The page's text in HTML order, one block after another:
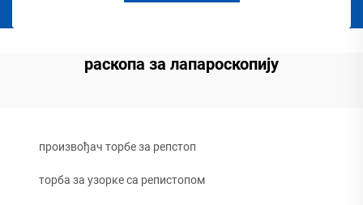
раскопа за лапароскопију
произвођач торбе за репстоп
торба за узорке са репистопом